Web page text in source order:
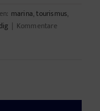
marina,tourismus,
| Kommentare